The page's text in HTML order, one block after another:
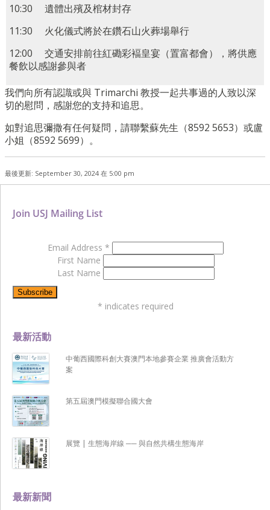
10:30 遺體出殯及棺材封存
11:30 火化儀式將於在鑽石山火葬場舉行
12:00 交通安排前往紅磡彩褔皇宴（置富都會），將供應
餐飲以感謝參與者
我們向所有認識或與 Trimarchi 教授一起共事過的人致以深
切的慰問，感謝您的支持和追思。
如對追思彌撒有任何疑問，請聯繫蘇先生（8592 5653）或盧
小姐（8592 5699）。
最後更新: September 30, 2024 在 5:00 pm
最新新聞
最新活動
中葡西國際科創大賽澳門本地參賽企業 推廣會活動方
案
第五屆澳門模擬聯合國大會
展覽 | 生態海岸線 ── 與自然共構生態海岸
Join USJ Mailing List
Email Address *
First Name
Last Name
* indicates required